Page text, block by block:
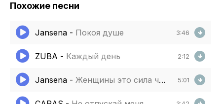
Похожие песни
Jansena - Покоя душе 3:46
ZUBA - Каждый день 2:12
Jansena - Женщины это сила что не сломать 5:01